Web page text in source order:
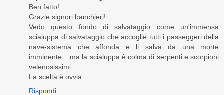
Ben fatto!
Grazie signori banchieri!
Vedo questo fondo di salvataggio come un'immensa
scialuppa di salvataggio che accoglie tutti i passeggeri della
nave-sistema che affonda e li salva da una morte
imminente....ma la scialuppa è colma di serpenti e scorpioni
velenosissimi.....
La scelta è ovvia...
Rispondi